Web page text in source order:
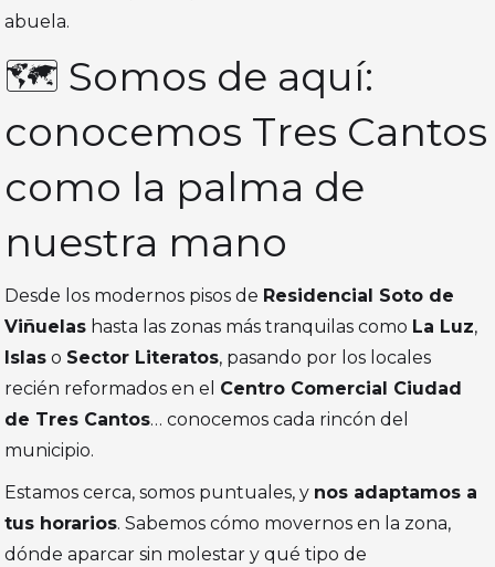
abuela.
🗺️ Somos de aquí:
conocemos Tres Cantos
como la palma de
nuestra mano
Desde los modernos pisos de Residencial Soto de
Viñuelas hasta las zonas más tranquilas como La Luz,
Islas o Sector Literatos, pasando por los locales
recién reformados en el Centro Comercial Ciudad
de Tres Cantos… conocemos cada rincón del
municipio.
Estamos cerca, somos puntuales, y nos adaptamos a
tus horarios. Sabemos cómo movernos en la zona,
dónde aparcar sin molestar y qué tipo de